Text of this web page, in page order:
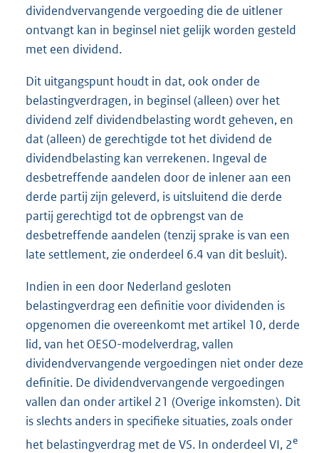
dividendvervangende vergoeding die de uitlener
ontvangt kan in beginsel niet gelijk worden gesteld
met een dividend.
Dit uitgangspunt houdt in dat, ook onder de
belastingverdragen, in beginsel (alleen) over het
dividend zelf dividendbelasting wordt geheven, en
dat (alleen) de gerechtigde tot het dividend de
dividendbelasting kan verrekenen. Ingeval de
desbetreffende aandelen door de inlener aan een
derde partij zijn geleverd, is uitsluitend die derde
partij gerechtigd tot de opbrengst van de
desbetreffende aandelen (tenzij sprake is van een
late settlement, zie onderdeel 6.4 van dit besluit).
Indien in een door Nederland gesloten
belastingverdrag een definitie voor dividenden is
opgenomen die overeenkomt met artikel 10, derde
lid, van het OESO-modelverdrag, vallen
dividendvervangende vergoedingen niet onder deze
definitie. De dividendvervangende vergoedingen
vallen dan onder artikel 21 (Overige inkomsten). Dit
is slechts anders in specifieke situaties, zoals onder
het belastingverdrag met de VS. In onderdeel VI, 2e